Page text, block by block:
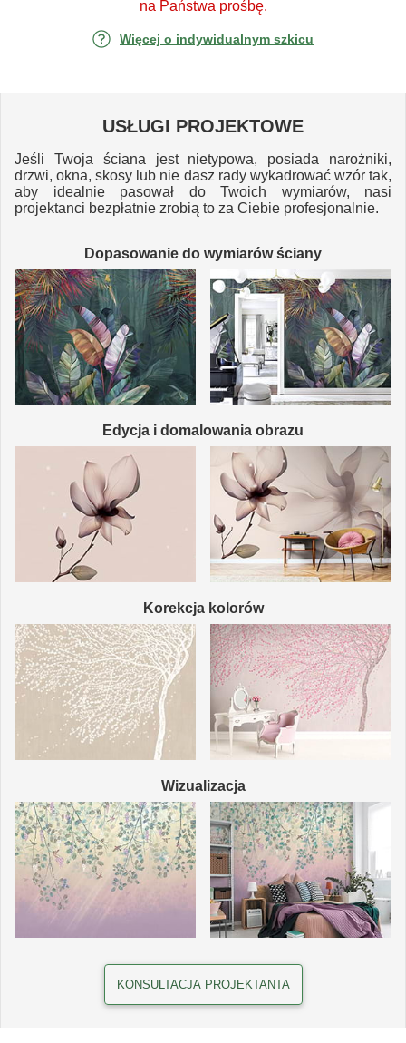
na Państwa prośbę.
Więcej o indywidualnym szkicu
USŁUGI PROJEKTOWE
Jeśli Twoja ściana jest nietypowa, posiada narożniki,
drzwi, okna, skosy lub nie dasz rady wykadrować wzór tak,
aby idealnie pasował do Twoich wymiarów, nasi
projektanci bezpłatnie zrobią to za Ciebie profesjonalnie.
Dopasowanie do wymiarów ściany
Edycja i domalowania obrazu
Korekcja kolorów
Wizualizacja
KONSULTACJA PROJEKTANTA